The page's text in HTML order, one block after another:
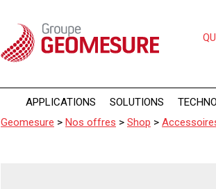
APPLICATIONS SOLUTIONS
Geomesure > Nos offres > Shop >